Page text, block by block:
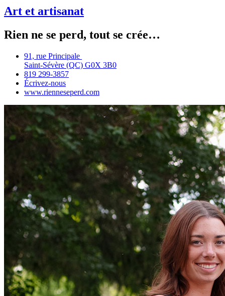
Art et artisanat
Rien ne se perd, tout se crée…
91, rue Principale
Saint‑Sévère (QC) G0X 3B0
819 299‑3857
Écrivez‑nous
www.rienneseperd.com